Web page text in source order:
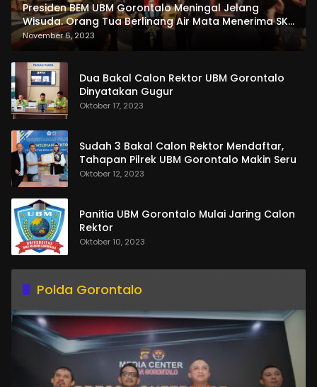
Presiden BEM UBM Gorontalo Meningal Jelang
Wisuda. Orang Tua Berlinang Air Mata Menerima SKL
dan Pemasangan Salempang
November 6, 2023
Dua Bakal Calon Rektor UBM Gorontalo
Dinyatakan Gugur
Oktober 17, 2023
Sudah 3 Bakal Calon Rektor Mendaftar,
Tahapan Pilrek UBM Gorontalo Makin Seru
Oktober 12, 2023
Panitia UBM Gorontalo Mulai Jaring Calon
Rektor
Oktober 10, 2023
Polda Gorontalo